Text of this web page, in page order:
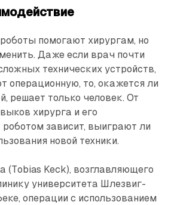
помогают хирургам, но
Даже если врач почти
технических устройств,
операционную, то, окажется ли
решает только человек. От
хирурга и его
зависит, выиграют ли
новой техники.
(Тobias Keck), возглавляющего
университета Шлезвиг-
операции с использованием